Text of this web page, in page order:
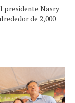
presidente Nasry
de 2,000